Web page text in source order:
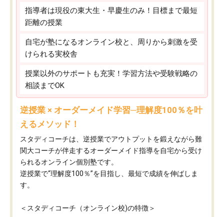
指導者は現役の東大生・早慶生のみ！目標まで最短
距離の授業
自宅が塾になるオンライン校と、周りから刺激を受
けられる実校舎
授業以外のサポートも充実！学習方法や受験戦略の
相談までOK
逆授業 × オーダーメイド学習─理解度100％を叶
えるメソッド！
スタディコーチは、逆授業でアウトプットを鍛えながら難
関大コーチが伴走するオーダーメイド指導を自宅から受け
られるオンライン個別塾です。
逆授業で“理解度100％”を目指し、最短で成績を伸ばしま
す。
＜スタディコーチ（オンライン校)の特徴＞